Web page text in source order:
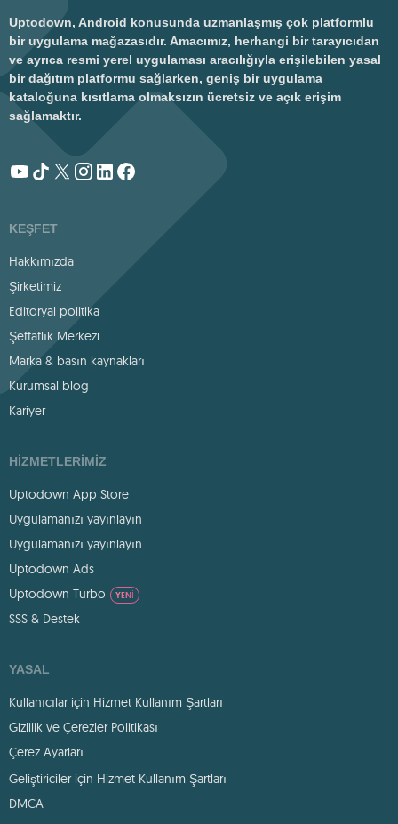
Uptodown, Android konusunda uzmanlaşmış çok platformlu
bir uygulama mağazasıdır. Amacımız, herhangi bir tarayıcıdan
ve ayrıca resmi yerel uygulaması aracılığıyla erişilebilen yasal
bir dağıtım platformu sağlarken, geniş bir uygulama
kataloğuna kısıtlama olmaksızın ücretsiz ve açık erişim
sağlamaktır.
KEŞFET
Hakkımızda
Şirketimiz
Editoryal politika
Şeffaflık Merkezi
Marka & basın kaynakları
Kurumsal blog
Kariyer
HIZMETLERIMIZ
Uptodown App Store
Uygulamanızı yayınlayın
Uygulamanızı yayınlayın
Uptodown Ads
Uptodown Turbo
YENI
SSS & Destek
YASAL
Kullanıcılar için Hizmet Kullanım Şartları
Gizlilik ve Çerezler Politikası
Çerez Ayarları
Geliştiriciler için Hizmet Kullanım Şartları
DMCA